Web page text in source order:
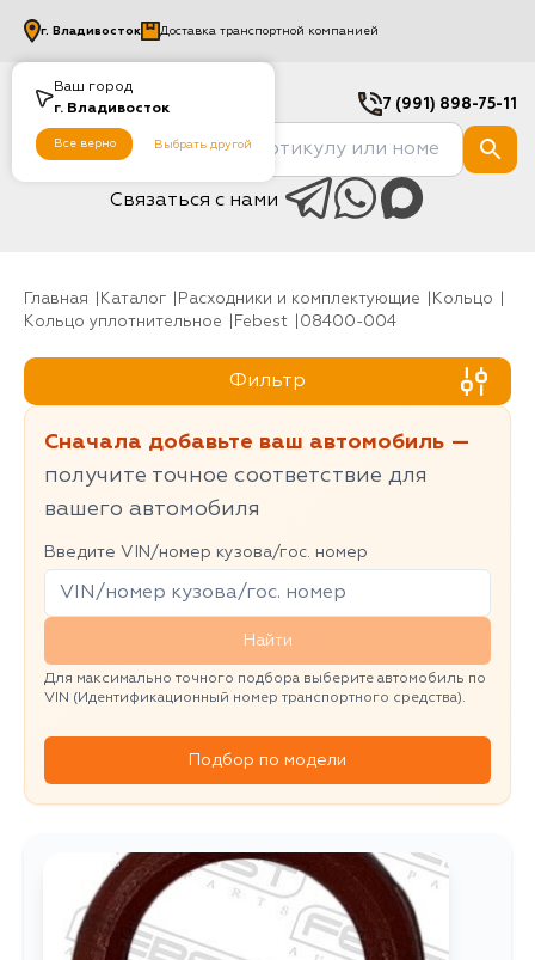
Ваш город
г. Владивосток
Все верно Выбрать другой
г. Владивосток Доставка транспортной компанией
7 (991) 898-75-11
Связаться с нами
Главная Каталог Расходники и комплектующие
Кольцо
Кольцо уплотнительное
Febest 08400-004
Фильтр
Сначала добавьте ваш автомобиль —
получите точное соответствие для
вашего автомобиля
Введите VIN/номер кузова/гос. номер
Найти
Для максимально точного подбора выберите автомобиль по
VIN (Идентификационный номер транспортного средства).
Подбор по модели